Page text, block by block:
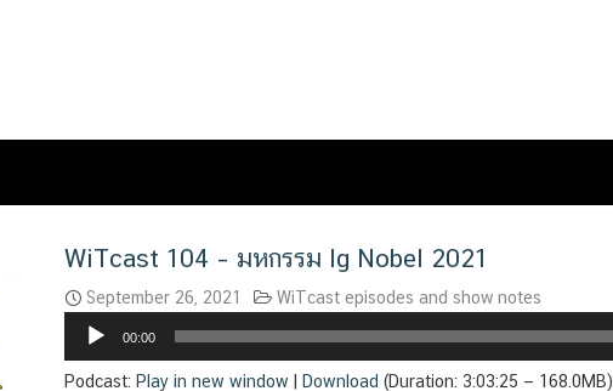
WiTcast 104 – มหกรรม Ig Nobel 2021
September 26, 2021 WiTcast episodes and show notes
Audio
00:00
Podcast: Play in new window Download (Duration: 3:03:25 — 168.0MB)